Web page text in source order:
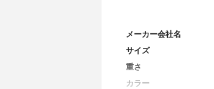
メーカー会社名
サイズ
重さ
カラー